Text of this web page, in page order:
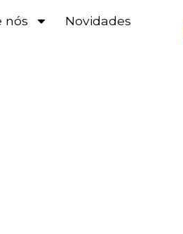
nós
Novidades